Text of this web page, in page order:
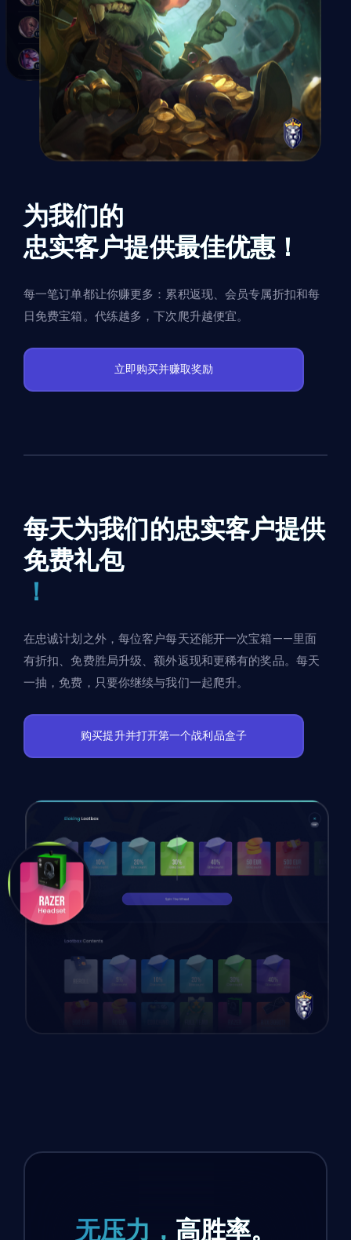
为我们的
忠实客户提供最佳优惠！
每一笔订单都让你赚更多：累积返现、会员专属折扣和每
日免费宝箱。代练越多，下次爬升越便宜。
立即购买并赚取奖励
每天为我们的忠实客户提供
免费礼包
！
在忠诚计划之外，每位客户每天还能开一次宝箱——里面
有折扣、免费胜局升级、额外返现和更稀有的奖品。每天
一抽，免费，只要你继续与我们一起爬升。
购买提升并打开第一个战利品盒子
无压力， 高胜率。